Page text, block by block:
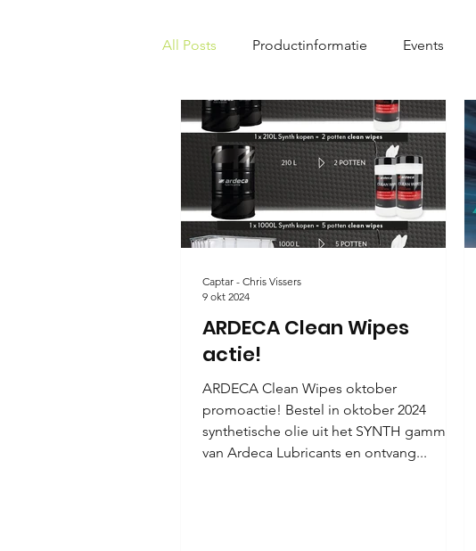
All Posts Productinformatie Events
ARDECA Clean Wipes
actie!
ARDECA Clean Wipes oktober
promoactie! Bestel in oktober 2024
synthetische olie uit het SYNTH gamma
van Ardeca Lubricants en ontvang...
Captar - Chris Vissers
9 okt 2024